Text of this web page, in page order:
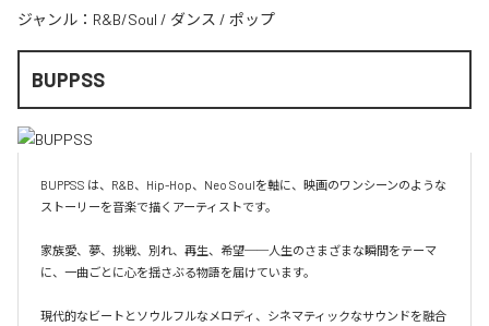
ジャンル： R&B/Soul / ダンス / ポップ
BUPPSS
BUPPSS は、R&B、Hip-Hop、Neo Soulを軸に、映画のワンシーンのような
ストーリーを音楽で描くアーティストです。
家族愛、夢、挑戦、別れ、再生、希望──人生のさまざまな瞬間をテーマ
に、一曲ごとに心を揺さぶる物語を届けています。
現代的なビートとソウルフルなメロディ、シネマティックなサウンドを融合